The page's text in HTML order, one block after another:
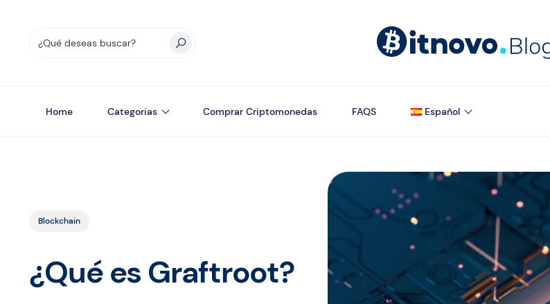
Home Categorias Comprar Criptomonedas FAQS Español
Blockchain
¿Qué es Graftroot?